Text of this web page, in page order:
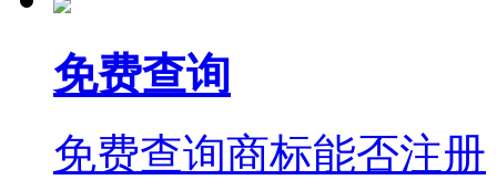
免费查询
免费查询商标能否注册